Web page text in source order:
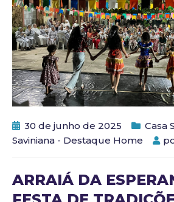
30 de junho de 2025 Casa
Saviniana - Destaque Home
ARRAIÁ DA